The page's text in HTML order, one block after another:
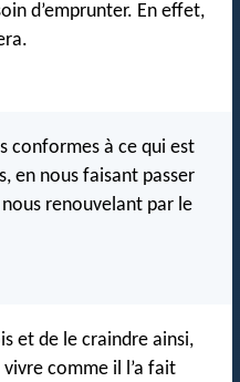
d’emprunter. En effet,
conformes à ce qui est
en nous faisant passer
renouvelant par le
et de le craindre ainsi,
comme il l’a fait